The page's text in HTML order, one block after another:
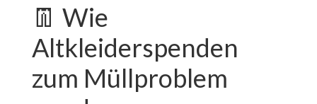
👖 Wie
Altkleiderspenden
zum Müllproblem